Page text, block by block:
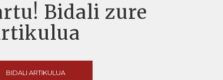
Bidali zure
BIDALI ARTIKULUA